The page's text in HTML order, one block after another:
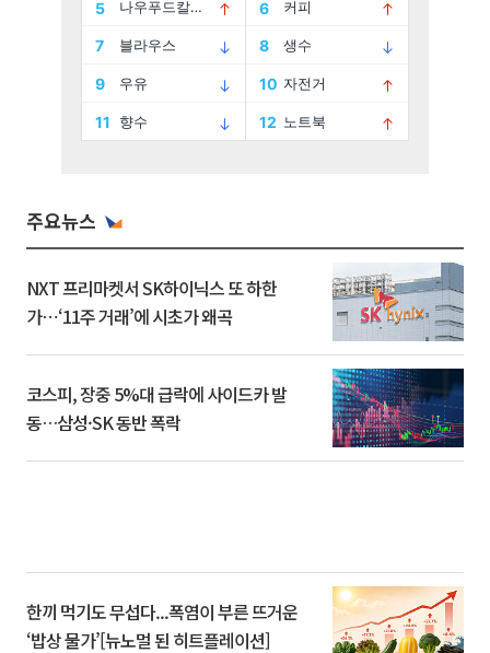
주요뉴스
NXT 프리마켓서 SK하이닉스 또 하한
가⋯‘11주 거래’에 시초가 왜곡
코스피, 장중 5%대 급락에 사이드카 발
동…삼성·SK 동반 폭락
한끼 먹기도 무섭다...폭염이 부른 뜨거운
‘밥상 물가’[뉴노멀 된 히트플레이션]